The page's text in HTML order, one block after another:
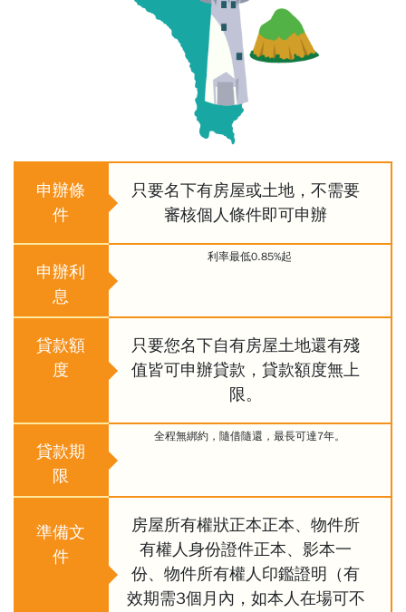
申辦條
件
只要名下有房屋或土地，不需要
審核個人條件即可申辦
申辦利
息
利率最低0.85%起
貸款額
度
只要您名下自有房屋土地還有殘
值皆可申辦貸款，貸款額度無上
限。
貸款期
限
全程無綁約，隨借隨還，最長可達7年。
準備文
件
房屋所有權狀正本正本、物件所
有權人身份證件正本、影本一
份、物件所有權人印鑑證明（有
效期需3個月內，如本人在場可不